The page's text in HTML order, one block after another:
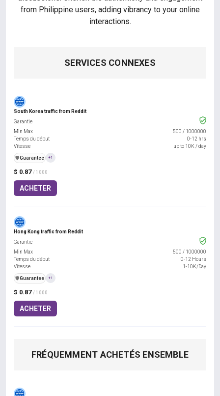
from Philippine users, adding vibrancy to your online
interactions.
SERVICES CONNEXES
South Korea traffic from Reddit
$ 0.87 / 1000
ACHETER
Garantie
Min Max
500 / 1000000
Temps du début
0-12 hrs
Vitesse
up to 10K / day
️🛡️Guarantee +1
Hong Kong traffic from Reddit
$ 0.87 / 1000
ACHETER
Garantie
Min Max
500 / 1000000
Temps du début
0-12 Hours
Vitesse
1-10K/Day
️🛡️Guarantee +1
FRÉQUEMMENT ACHETÉS ENSEMBLE